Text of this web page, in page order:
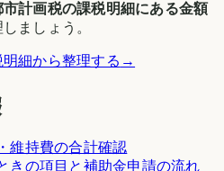
市計画税の課税明細にある金額
ましょう。
細から整理する →
維持費の合計確認
きの項目と補助金申請の流れ